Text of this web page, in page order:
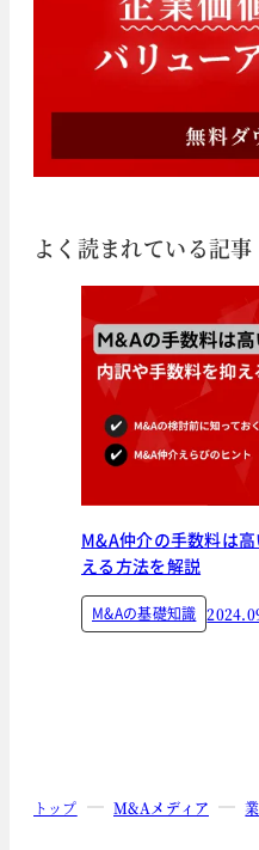
よく読まれている記事
M&A仲介の手数料は
える方法を解説
M&Aの基礎知識
トップ M&Aメディア